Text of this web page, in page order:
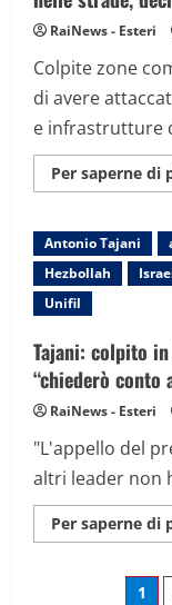
RaiNews - Esteri
Colpite zone
di avere
e infrastrutture
Per saperne di
Antonio Tajani
Hezbollah
Unifil
Tajani: colpito
“chiederò conto
RaiNews - Esteri
"L'appello del
altri leader non
Per saperne di
1